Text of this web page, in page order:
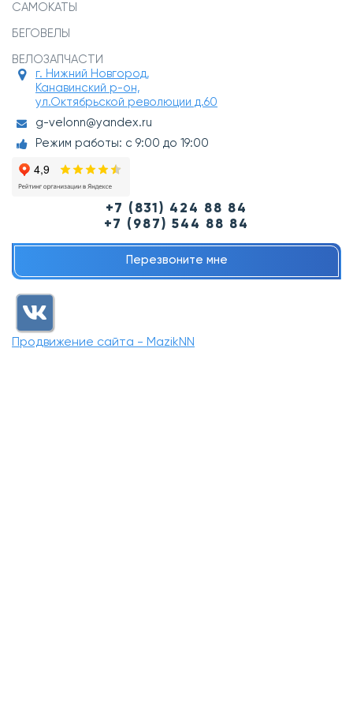
САМОКАТЫ
БЕГОВЕЛЫ
ВЕЛОЗАПЧАСТИ
г. Нижний Новгород,
Канавинский р-он,
ул.Октябрьской революции д.60
g-velonn@yandex.ru
Режим работы: с 9:00 до 19:00
+7 (831) 424 88 84
+7 (987) 544 88 84
Перезвоните мне
Продвижение сайта - MazikNN